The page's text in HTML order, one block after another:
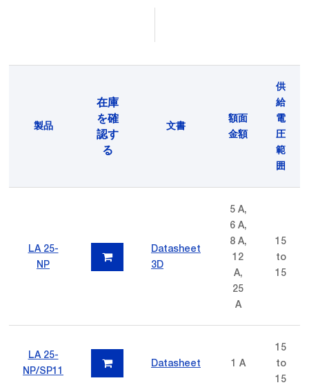
製品
在庫
を確
認す
る
文書
額面
金額
供
給
電
圧
範
囲
LA 25-
NP
Datasheet
3D
5 A,
6 A,
8 A,
12
A,
25
A
15
to
15
LA 25-
NP/SP11
Datasheet 1 A
15
to
15